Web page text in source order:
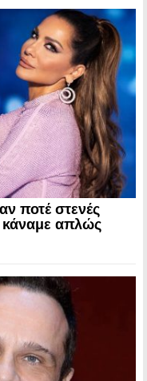
ποτέ στενές
κάναμε απλώς